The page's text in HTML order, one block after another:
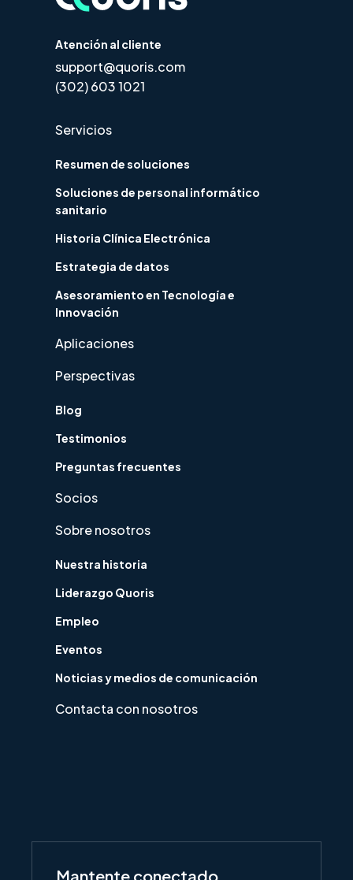
Atención al cliente
support@quoris.com
(302) 603 1021
Servicios
Resumen de soluciones
Soluciones de personal informático
sanitario
Historia Clínica Electrónica
Estrategia de datos
Asesoramiento en Tecnología e
Innovación
Aplicaciones
Perspectivas
Blog
Testimonios
Preguntas frecuentes
Socios
Sobre nosotros
Nuestra historia
Liderazgo Quoris
Empleo
Eventos
Noticias y medios de comunicación
Contacta con nosotros
Mantente conectado